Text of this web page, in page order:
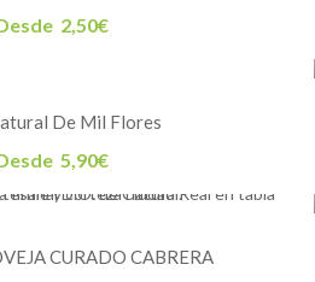
2,50€
De Mil Flores
5,90€
CURADO CABRERA